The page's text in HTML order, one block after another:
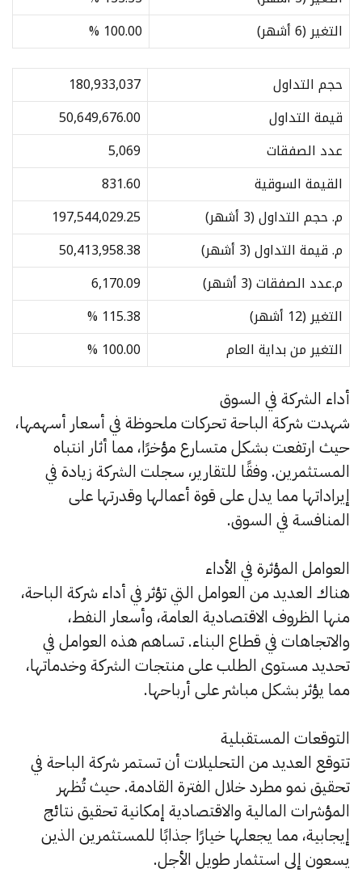
التغير (6 أشهر)
100.00 %
حجم التداول
180,933,037
قيمة التداول
50,649,676.00
عدد الصفقات
5,069
القيمة السوقية
831.60
م. حجم التداول (3 أشهر)
197,544,029.25
م. قيمة التداول (3 أشهر)
50,413,958.38
م.عدد الصفقات (3 أشهر)
6,170.09
التغير (12 أشهر)
115.38 %
التغير من بداية العام
100.00 %
أداء الشركة في السوق
شهدت شركة الباحة تحركات ملحوظة في أسعار أسهمها،
حيث ارتفعت بشكل متسارع مؤخرًا، مما أثار انتباه
المستثمرين. وفقًا للتقارير، سجلت الشركة زيادة في
إيراداتها مما يدل على قوة أعمالها وقدرتها على
المنافسة في السوق.
العوامل المؤثرة في الأداء
هناك العديد من العوامل التي تؤثر في أداء شركة الباحة،
منها الظروف الاقتصادية العامة، وأسعار النفط،
والاتجاهات في قطاع البناء. تساهم هذه العوامل في
تحديد مستوى الطلب على منتجات الشركة وخدماتها،
مما يؤثر بشكل مباشر على أرباحها.
التوقعات المستقبلية
تتوقع العديد من التحليلات أن تستمر شركة الباحة في
تحقيق نمو مطرد خلال الفترة القادمة. حيث تُظهر
المؤشرات المالية والاقتصادية إمكانية تحقيق نتائج
إيجابية، مما يجعلها خيارًا جذابًا للمستثمرين الذين
يسعون إلى استثمار طويل الأجل.